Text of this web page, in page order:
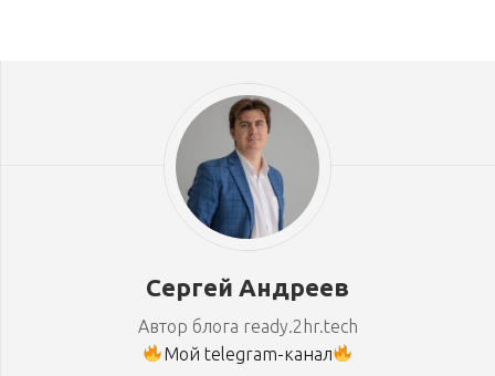
Сергей Андреев
Автор блога ready.2hr.tech
Мой telegram-канал